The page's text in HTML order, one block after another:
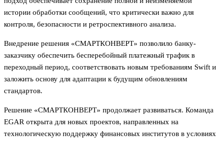
истории обработки сообщений, что критически важно для
контроля, безопасности и ретроспективного анализа.
Внедрение решения «СМАРТКОНВЕРТ» позволило банку-
заказчику обеспечить бесперебойный платежный трафик в
переходный период, соответствовать новым требованиям Swift и
заложить основу для адаптации к будущим обновлениям
стандартов.
Решение «СМАРТКОНВЕРТ» продолжает развиваться. Команда
EGAR открыта для новых проектов, направленных на
технологическую поддержку финансовых институтов в условиях